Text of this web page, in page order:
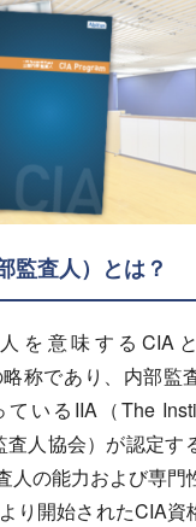
監査人）とは？
を意味するCIA
称であり、内部監
いるIIA（The
査人協会）が認定す
人の能力および専門
り開始されたCIA資